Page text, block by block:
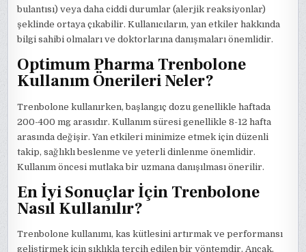
bulantısı) veya daha ciddi durumlar (alerjik reaksiyonlar)
şeklinde ortaya çıkabilir. Kullanıcıların, yan etkiler hakkında
bilgi sahibi olmaları ve doktorlarına danışmaları önemlidir.
Optimum Pharma Trenbolone
Kullanım Önerileri Neler?
Trenbolone kullanırken, başlangıç dozu genellikle haftada
200-400 mg arasıdır. Kullanım süresi genellikle 8-12 hafta
arasında değişir. Yan etkileri minimize etmek için düzenli
takip, sağlıklı beslenme ve yeterli dinlenme önemlidir.
Kullanım öncesi mutlaka bir uzmana danışılması önerilir.
En İyi Sonuçlar İçin Trenbolone
Nasıl Kullanılır?
Trenbolone kullanımı, kas kütlesini artırmak ve performansı
geliştirmek için sıklıkla tercih edilen bir yöntemdir. Ancak,